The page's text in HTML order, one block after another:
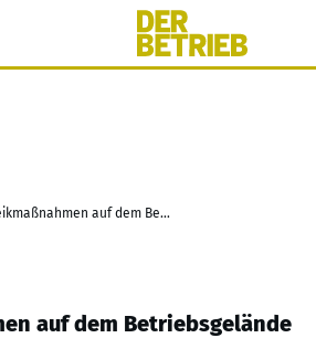
Streikmaßnahmen auf dem Betriebsgelände
auf dem Betriebsgelände